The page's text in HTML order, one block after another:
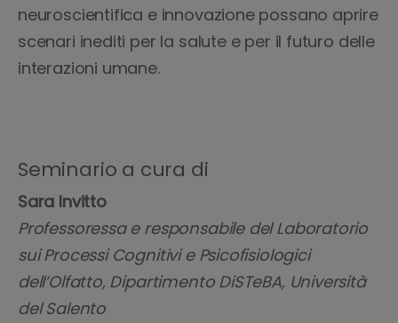
neuroscientifica e innovazione possano aprire
scenari inediti per la salute e per il futuro delle
interazioni umane.
Seminario a cura di
Sara Invitto
Professoressa e responsabile del Laboratorio
sui Processi Cognitivi e Psicofisiologici
dell’Olfatto, Dipartimento DiSTeBA, Università
del Salento